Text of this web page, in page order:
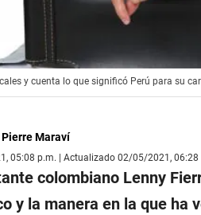
y cuenta lo que significó Perú para su
Maraví
05:08 p.m. | Actualizado 02/05/2021, 06:28
colombiano Lenny
y la manera en la que ha